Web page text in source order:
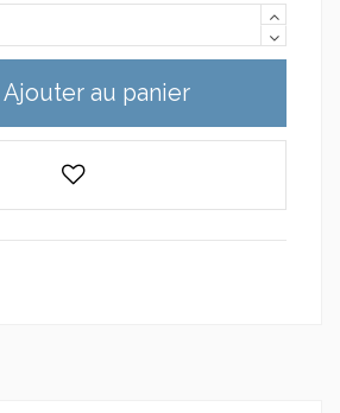
Ajouter au panier